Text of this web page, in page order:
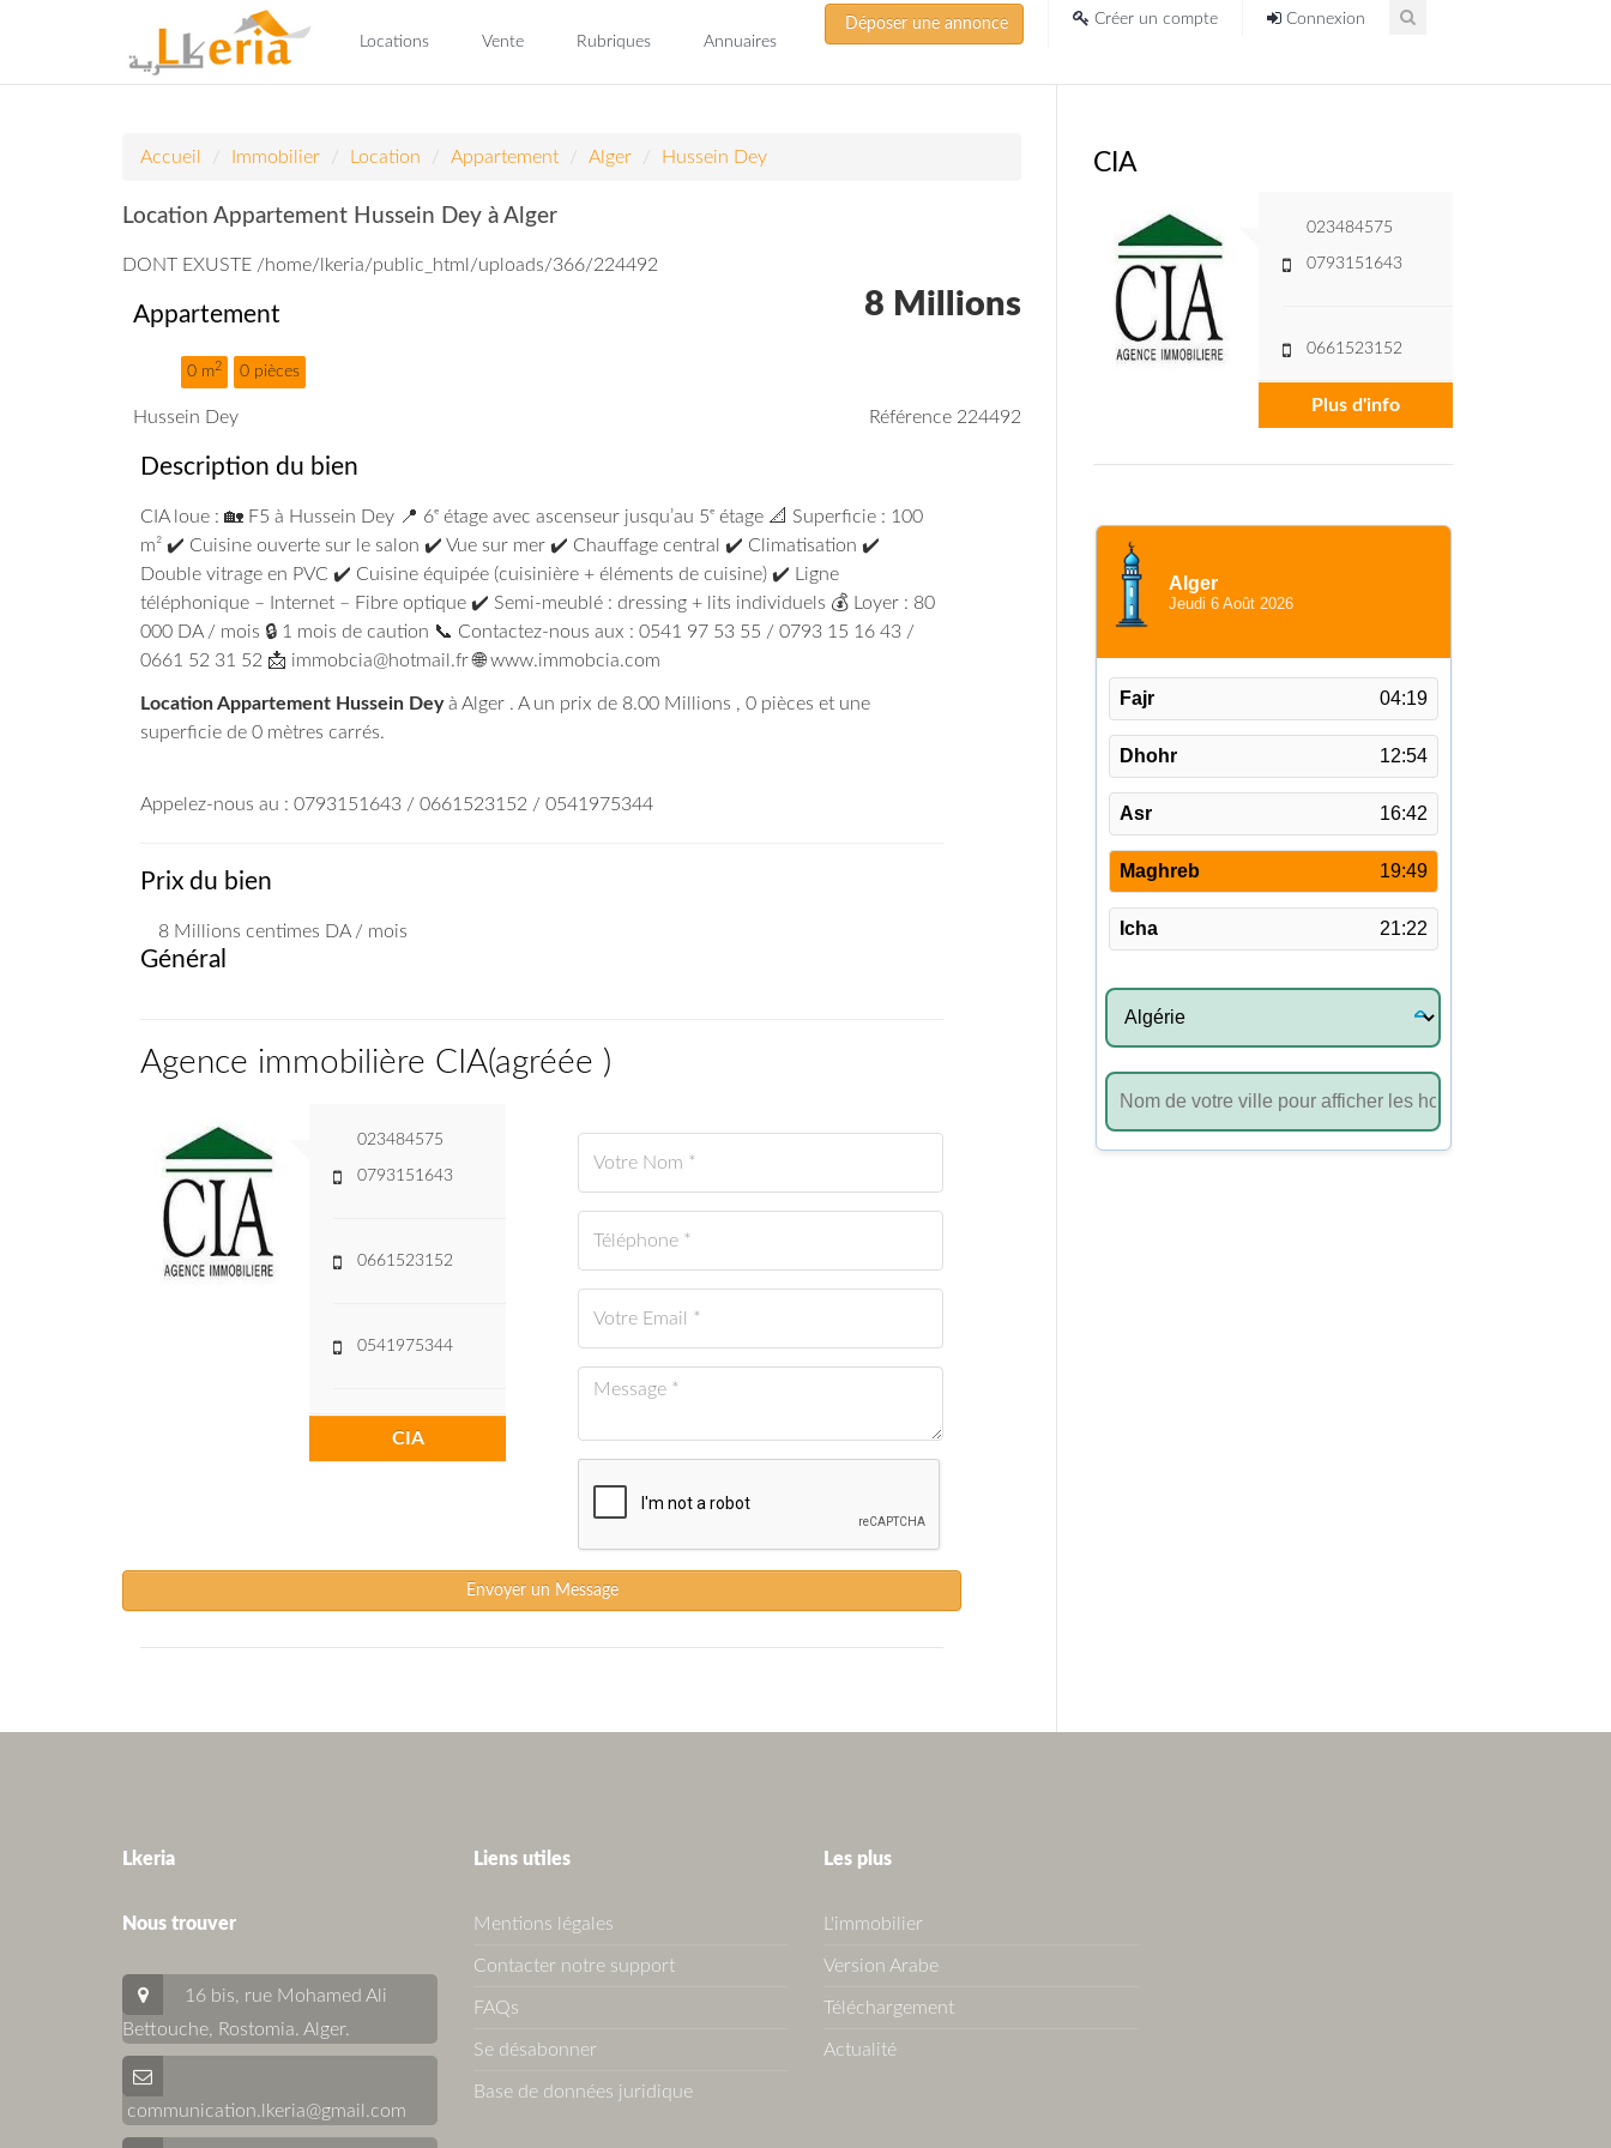
Locations Vente Rubriques Annuaires
Déposer une annonce Créer un compte Connexion
Accueil Immobilier Location Appartement Alger Hussein Dey
Location Appartement Hussein Dey à Alger
DONT EXUSTE /home/lkeria/public_html/uploads/366/224492
Appartement
0 m2 0 pièces
8 Millions
Hussein Dey Référence 224492
Description du bien
CIA loue : 🏡 F5 à Hussein Dey 📍 6ᵉ étage avec ascenseur jusqu’au 5ᵉ étage 📐 Superficie : 100
m² ✔️ Cuisine ouverte sur le salon ✔️ Vue sur mer ✔️ Chauffage central ✔️ Climatisation ✔️
Double vitrage en PVC ✔️ Cuisine équipée (cuisinière + éléments de cuisine) ✔️ Ligne
téléphonique – Internet – Fibre optique ✔️ Semi-meublé : dressing + lits individuels 💰 Loyer : 80
000 DA / mois 🔒 1 mois de caution 📞 Contactez-nous aux : 0541 97 53 55 / 0793 15 16 43 /
0661 52 31 52 📩 immobcia@hotmail.fr 🌐 www.immobcia.com
Location Appartement Hussein Deyà Alger . A un prix de 8.00 Millions , 0 pièces et une
superficie de 0 mètres carrés.
Appelez-nous au : 0793151643 / 0661523152 / 0541975344
Prix du bien
8 Millions centimes DA/ mois
Général
Agence immobilière CIA(agréée )
023484575
0793151643
0661523152
0541975344
CIA
Envoyer un Message
CIA
023484575
0793151643
0661523152
Plus d'info
Lkeria
Nous trouver
16 bis, rue Mohamed Ali
Bettouche, Rostomia. Alger.
communication.lkeria@gmail.com
Liens utiles
Mentions légales
Contacter notre support
FAQs
Se désabonner
Base de données juridique
Les plus
L'immobilier
Version Arabe
Téléchargement
Actualité